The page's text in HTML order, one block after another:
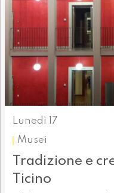
Lunedì 17
Musei
Tradizione e
Ticino